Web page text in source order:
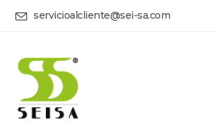
servicioalcliente@sei-sa.com